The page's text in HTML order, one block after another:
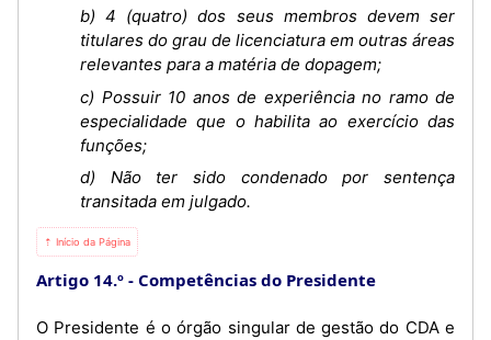
b) 4 (quatro) dos seus membros devem ser
titulares do grau de licenciatura em outras áreas
relevantes para a matéria de dopagem;
c) Possuir 10 anos de experiência no ramo de
especialidade que o habilita ao exercício das
funções;
d) Não ter sido condenado por sentença
transitada em julgado.
⇡ Início da Página
Artigo 14.º Competências do Presidente
O Presidente é o órgão singular de gestão do CDA e